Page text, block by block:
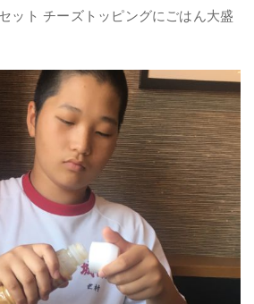
ット チーズトッピングにごはん大盛